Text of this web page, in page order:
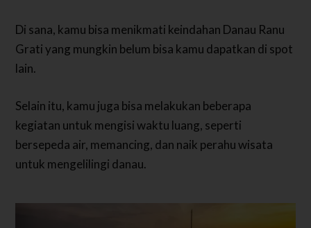
Di sana, kamu bisa menikmati keindahan Danau Ranu
Grati yang mungkin belum bisa kamu dapatkan di spot
lain.
Selain itu, kamu juga bisa melakukan beberapa
kegiatan untuk mengisi waktu luang, seperti
bersepeda air, memancing, dan naik perahu wisata
untuk mengelilingi danau.